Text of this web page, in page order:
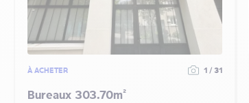
À ACHETER 1 / 31
Bureaux 303.70m²